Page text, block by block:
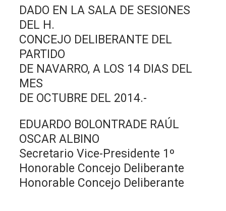
DADO EN LA SALA DE SESIONES
DEL H.
CONCEJO DELIBERANTE DEL
PARTIDO
DE NAVARRO, A LOS 14 DIAS DEL
MES
DE OCTUBRE DEL 2014.-
EDUARDO BOLONTRADE RAÚL
OSCAR ALBINO
Secretario Vice-Presidente 1º
Honorable Concejo Deliberante
Honorable Concejo Deliberante